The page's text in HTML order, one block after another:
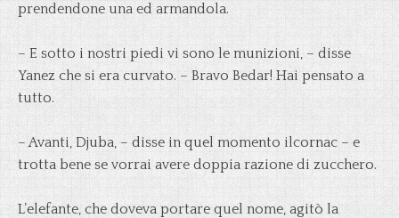
prendendone una ed armandola.
– E sotto i nostri piedi vi sono le munizioni, – disse
Yanez che si era curvato. – Bravo Bedar! Hai pensato a
tutto.
– Avanti, Djuba, – disse in quel momento ilcornac – e
trotta bene se vorrai avere doppia razione di zucchero.
L’elefante, che doveva portare quel nome, agitò la